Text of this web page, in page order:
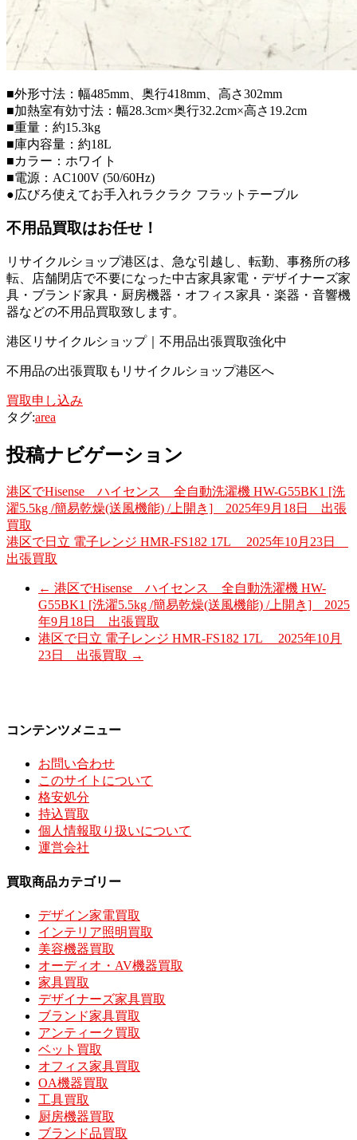
■外形寸法：幅485mm、奥行418mm、高さ302mm
■加熱室有効寸法：幅28.3cm×奥行32.2cm×高さ19.2cm
■重量：約15.3kg
■庫内容量：約18L
■カラー：ホワイト
■電源：AC100V (50/60Hz)
●広びろ使えてお手入れラクラク フラットテーブル
不用品買取はお任せ！
リサイクルショップ港区は、急な引越し、転勤、事務所の移
転、店舗閉店で不要になった中古家具家電・デザイナーズ家
具・ブランド家具・厨房機器・オフィス家具・楽器・音響機
器などの不用品買取致します。
港区リサイクルショップ｜不用品出張買取強化中
不用品の出張買取もリサイクルショップ港区へ
買取申し込み
タグ:area
投稿ナビゲーション
港区でHisense ハイセンス 全自動洗濯機 HW-G55BK1 [洗
濯5.5kg /簡易乾燥(送風機能) /上開き] 2025年9月18日 出張
買取
港区で日立 電子レンジ HMR-FS182 17L 2025年10月23日
出張買取
← 港区でHisense ハイセンス 全自動洗濯機 HW-
G55BK1 [洗濯5.5kg /簡易乾燥(送風機能) /上開き] 2025
年9月18日 出張買取
港区で日立 電子レンジ HMR-FS182 17L 2025年10月
23日 出張買取 →
コンテンツメニュー
お問い合わせ
このサイトについて
格安処分
持込買取
個人情報取り扱いについて
運営会社
買取商品カテゴリー
デザイン家電買取
インテリア照明買取
美容機器買取
オーディオ・AV機器買取
家具買取
デザイナーズ家具買取
ブランド家具買取
アンティーク買取
ベット買取
オフィス家具買取
OA機器買取
工具買取
厨房機器買取
ブランド品買取